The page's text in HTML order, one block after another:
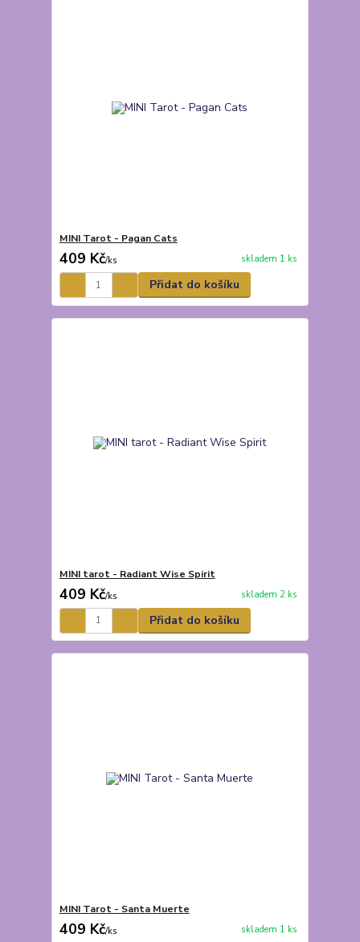
MINI Tarot - Pagan Cats
409 Kč/ks skladem 1 ks
Přidat do košíku
MINI tarot - Radiant Wise Spirit
409 Kč/ks skladem 2 ks
Přidat do košíku
MINI Tarot - Santa Muerte
409 Kč/ks skladem 1 ks